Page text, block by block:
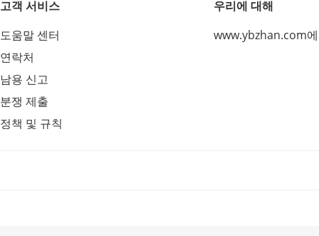
고객 서비스
도움말 센터
연락처
남용 신고
분쟁 제출
정책 및 규칙
우리에 대해
www.ybzhan.com